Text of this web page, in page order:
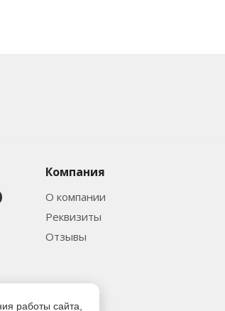
Компания
О компании
Реквизиты
Отзывы
работы сайта,